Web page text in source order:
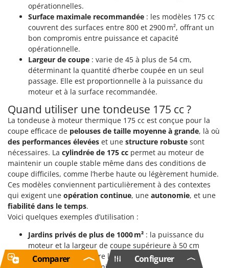
opérationnelles.
Surface maximale recommandée : les modèles 175 cc
couvrent des surfaces entre 800 et 2900 m², offrant un
bon compromis entre puissance et capacité
opérationnelle.
Largeur de coupe : varie de 45 à plus de 54 cm,
déterminant la quantité d’herbe coupée en un seul
passage. Elle est proportionnelle à la puissance du
moteur et à la surface recommandée.
Quand utiliser une tondeuse 175 cc ?
La tondeuse à moteur thermique 175 cc est conçue pour la
coupe efficace de pelouses de taille moyenne à grande, là où
des performances élevées et une structure robuste sont
nécessaires. La cylindrée de 175 cc permet au moteur de
maintenir un couple stable même dans des conditions de
coupe difficiles, comme l’herbe haute ou légèrement humide.
Ces modèles conviennent particulièrement à des contextes
qui exigent une opération continue, une autonomie, et une
fiabilité dans le temps.
Voici quelques exemples d’utilisation :
Jardins privés de plus de 1000 m² : la puissance du
moteur et la largeur de coupe supérieure à 50 cm
permettent de réduire les temps de travail et de
Configurer
Comparer